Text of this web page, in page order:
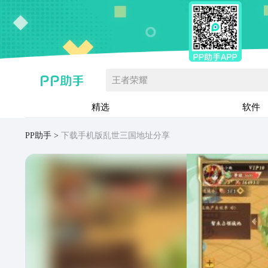
王者荣耀
精选 软件
PP助手 下载手机版乱世三国地址分享